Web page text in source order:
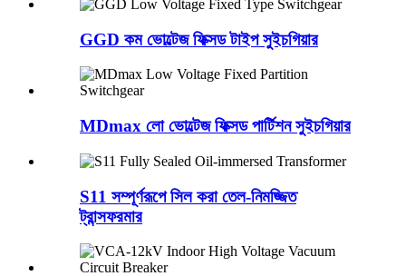
GGD কম ভোল্টেজ ফিক্সড টাইপ সুইচগিয়ার
MDmax লো ভোল্টেজ ফিক্সড পার্টিশন সুইচগিয়ার
S11 সম্পূর্ণরূপে সিল করা তেল-নিমজ্জিত
ট্রান্সফরমার